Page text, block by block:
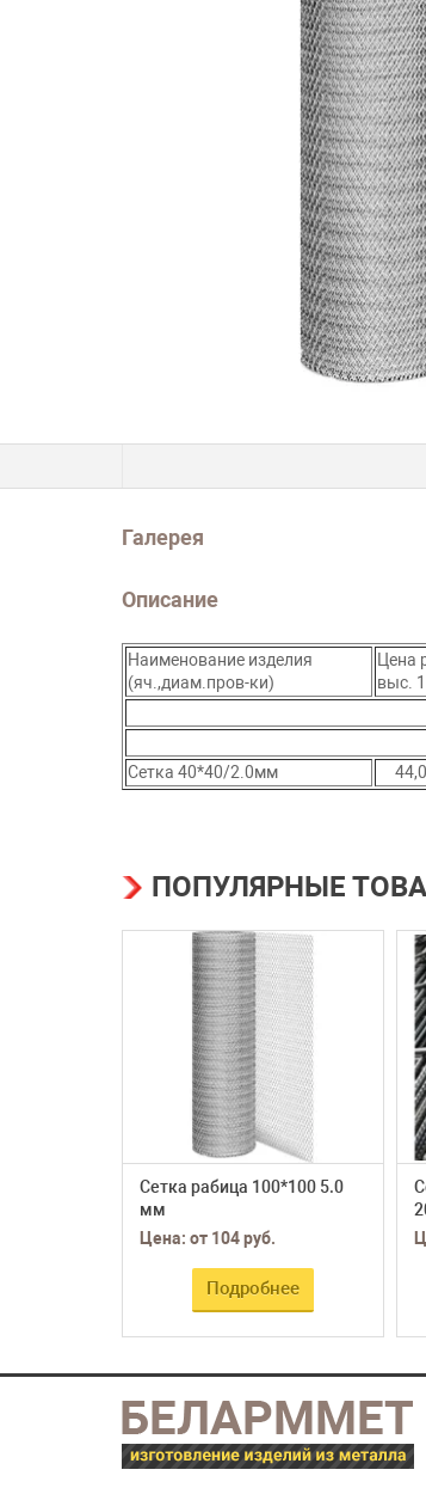
Галерея
Описание
Наименование изделия
(яч.,диам.пров-ки)
выс.
Сетка 40*40/2.0мм
ПОПУЛЯРНЫЕ
Сетка рабица 100*100 5.0
мм
Цена: от 104 руб.
Подробнее